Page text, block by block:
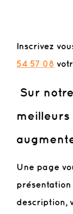
Inscrivez
54 57 08
Sur
Une page
présentation
description,